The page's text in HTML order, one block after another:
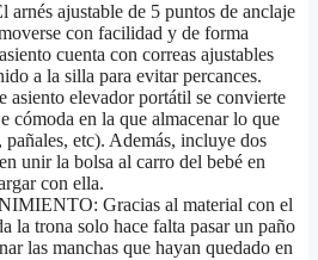
ajustable de 5 puntos de anclaje
con facilidad y de forma
cuenta con correas ajustables
a la silla para evitar percances.
elevador portátil se convierte
cómoda en la que almacenar lo que
pañales, etc). Además, incluye dos
unir la bolsa al carro del bebé en
con ella.
Gracias al material con el
la trona solo hace falta pasar un paño
las manchas que hayan quedado en